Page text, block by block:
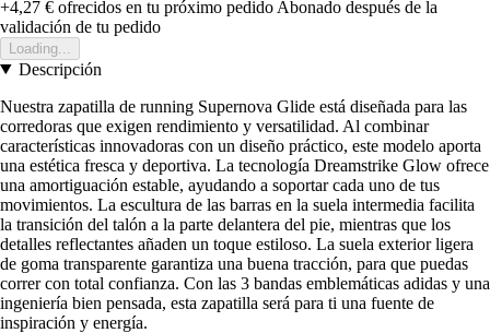
+4,27 € ofrecidos en tu próximo pedido Abonado después de la
validación de tu pedido
Loading...
Descripción
Nuestra zapatilla de running Supernova Glide está diseñada para las
corredoras que exigen rendimiento y versatilidad. Al combinar
características innovadoras con un diseño práctico, este modelo aporta
una estética fresca y deportiva. La tecnología Dreamstrike Glow ofrece
una amortiguación estable, ayudando a soportar cada uno de tus
movimientos. La escultura de las barras en la suela intermedia facilita
la transición del talón a la parte delantera del pie, mientras que los
detalles reflectantes añaden un toque estiloso. La suela exterior ligera
de goma transparente garantiza una buena tracción, para que puedas
correr con total confianza. Con las 3 bandas emblemáticas adidas y una
ingeniería bien pensada, esta zapatilla será para ti una fuente de
inspiración y energía.